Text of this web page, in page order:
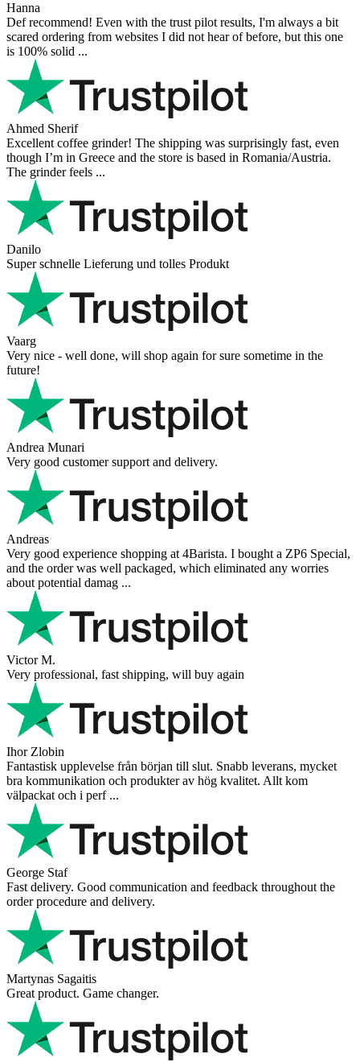
Hanna
Def recommend! Even with the trust pilot results, I'm always a bit
scared ordering from websites I did not hear of before, but this one
is 100% solid ...
Ahmed Sherif
Excellent coffee grinder! The shipping was surprisingly fast, even
though I’m in Greece and the store is based in Romania/Austria.
The grinder feels ...
Danilo
Super schnelle Lieferung und tolles Produkt
Vaarg
Very nice - well done, will shop again for sure sometime in the
future!
Andrea Munari
Very good customer support and delivery.
Andreas
Very good experience shopping at 4Barista. I bought a ZP6 Special,
and the order was well packaged, which eliminated any worries
about potential damag ...
Victor M.
Very professional, fast shipping, will buy again
Ihor Zlobin
Fantastisk upplevelse från början till slut. Snabb leverans, mycket
bra kommunikation och produkter av hög kvalitet. Allt kom
välpackat och i perf ...
George Staf
Fast delivery. Good communication and feedback throughout the
order procedure and delivery.
Martynas Sagaitis
Great product. Game changer.